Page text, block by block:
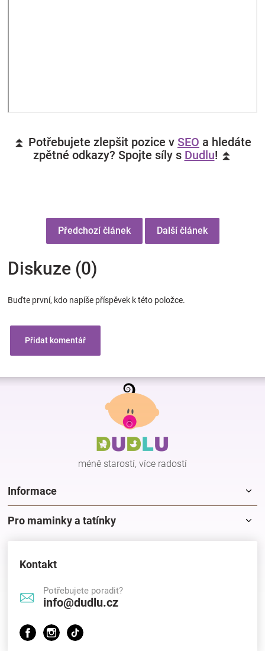
⏫ Potřebujete zlepšit pozice v SEO a hledáte
zpětné odkazy? Spojte síly s Dudlu! ⏫
Předchozí článek Další článek
Diskuze (0)
Buďte první, kdo napíše příspěvek k této položce.
Přidat komentář
Z
méně starostí, více radostí
Informace
Pro maminky a tatínky
Kontakt
Potřebujete poradit?
info@dudlu.cz